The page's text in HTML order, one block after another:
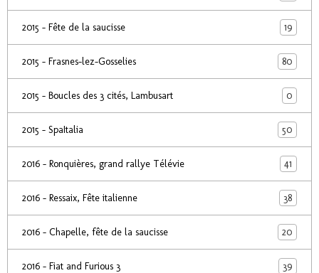
2015 - Fête de la saucisse 19
2015 - Frasnes-lez-Gosselies 80
2015 - Boucles des 3 cités, Lambusart 0
2015 - SpaItalia 50
2016 - Ronquières, grand rallye Télévie 41
2016 - Ressaix, Fête italienne 38
2016 - Chapelle, fête de la saucisse 20
2016 - Fiat and Furious 3 39